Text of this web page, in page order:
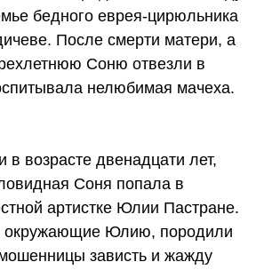
бедного еврея-цирюльника
После смерти матери, а
Соню отвезли в
нелюбимая мачеха.
в возрасте двенадцати лет,
Соня попала в
артистке Юлии Пастране.
окружающие Юлию, породили
зависть и жажду